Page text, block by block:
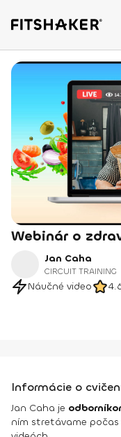
Webinár o
Jan Caha
CIRCUIT TRAINING
Náučné video
Informácie o
Jan Caha je
ním stretávame počas